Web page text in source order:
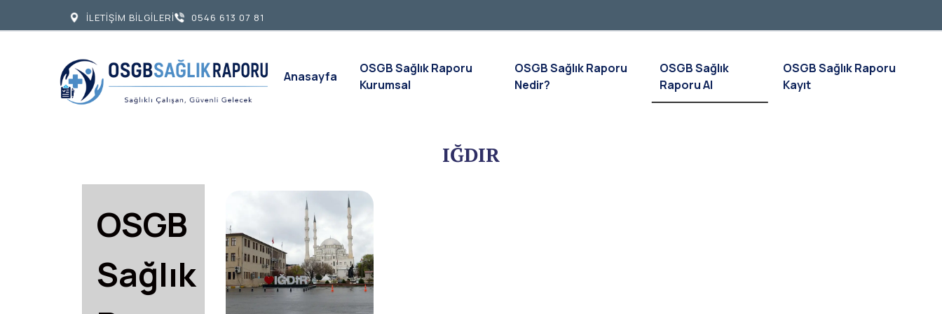
IĞDIR
OSGB
Sağlık
İLETİŞİM BİLGİLERİ 0546 613 07 81
Anasayfa
OSGB Sağlık Raporu
Kurumsal
OSGB Sağlık Raporu
Nedir?
OSGB Sağlık
Raporu Al
OSGB Sağlık Raporu
Kayıt